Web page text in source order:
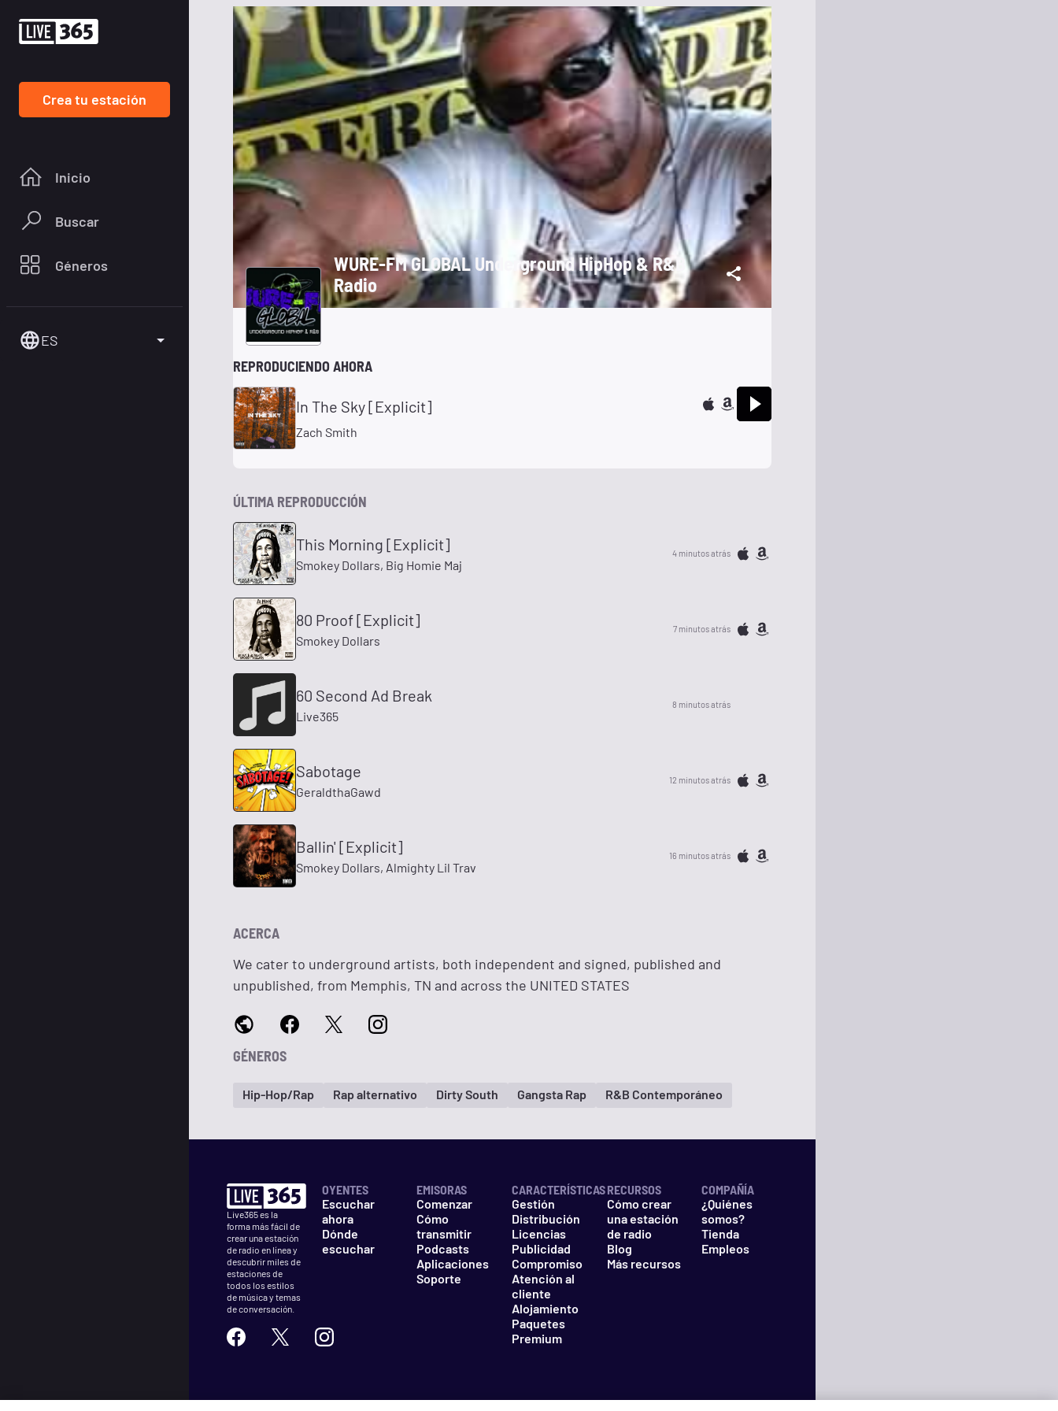
Crea tu estación
Inicio
Buscar
Géneros
ES
WURE-FM GLOBAL Underground HipHop & R&B
Radio
REPRODUCIENDO AHORA
In The Sky [Explicit]
Zach Smith
ÚLTIMA REPRODUCCIÓN
This Morning [Explicit]
Smokey Dollars, Big Homie Maj
4 minutos atrás
80 Proof [Explicit]
Smokey Dollars
7 minutos atrás
60 Second Ad Break
Live365
8 minutos atrás
Sabotage
GeraldthaGawd
12 minutos atrás
Ballin' [Explicit]
Smokey Dollars, Almighty Lil Trav
16 minutos atrás
ACERCA
We cater to underground artists, both independent and signed, published and
unpublished, from Memphis, TN and across the UNITED STATES
GÉNEROS
Hip-Hop/Rap Rap alternativo Dirty South Gangsta Rap R&B Contemporáneo
Live365 es la
forma más fácil de
crear una estación
de radio en línea y
descubrir miles de
estaciones de
todos los estilos
de música y temas
de conversación.
OYENTES
Escuchar
ahora
Dónde
escuchar
EMISORAS
Comenzar
Cómo
transmitir
Podcasts
Aplicaciones
Soporte
CARACTERÍSTICAS
Gestión
Distribución
Licencias
Publicidad
Compromiso
Atención al
cliente
Alojamiento
Paquetes
Premium
RECURSOS
Cómo crear
una estación
de radio
Blog
Más recursos
COMPAÑÍA
¿Quiénes
somos?
Tienda
Empleos